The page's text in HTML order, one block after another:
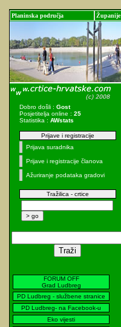
Planinska područja Županije
Dobro došli : Gost
Posjetitelja online : 25
Statistika : AWstats
Prijave i registracije
Prijava suradnika
Prijave i registracije članova
Ažuriranje podataka gradovi
Tražilica - crtice
FORUM OFF
Grad Ludbreg
PD Ludbreg - službene stranice
PD Ludbreg- na Facebook-u
Eko vijesti